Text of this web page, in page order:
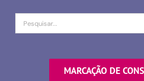
Procurar
por
MARCAÇÃO DE